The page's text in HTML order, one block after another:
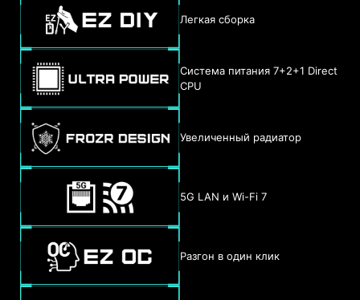
Легкая сборка
Система питания 7+2+1 Direct
CPU
Увеличенный радиатор
5G LAN и Wi-Fi 7
Разгон в один клик